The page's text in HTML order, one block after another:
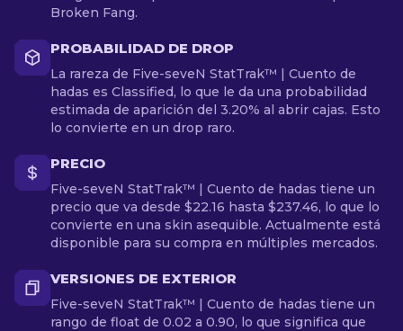
Broken Fang.
PROBABILIDAD DE DROP
La rareza de Five-seveN StatTrak™ | Cuento de
hadas es Classified, lo que le da una probabilidad
estimada de aparición del 3.20% al abrir cajas. Esto
lo convierte en un drop raro.
PRECIO
Five-seveN StatTrak™ | Cuento de hadas tiene un
precio que va desde $22.16 hasta $237.46, lo que lo
convierte en una skin asequible. Actualmente está
disponible para su compra en múltiples mercados.
VERSIONES DE EXTERIOR
Five-seveN StatTrak™ | Cuento de hadas tiene un
rango de float de 0.02 a 0.90, lo que significa que